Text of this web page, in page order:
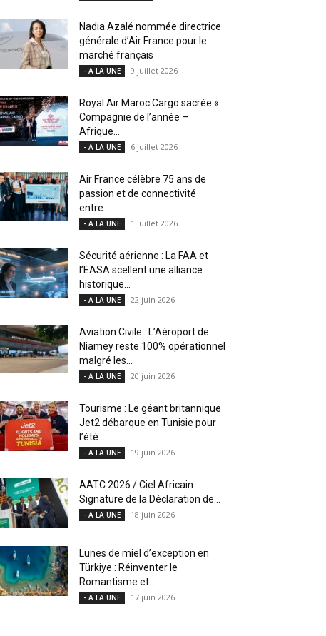
Nadia Azalé nommée directrice
générale d’Air France pour le
marché français
- A LA UNE 9 juillet 2026
Royal Air Maroc Cargo sacrée «
Compagnie de l’année –
Afrique...
- A LA UNE 6 juillet 2026
Air France célèbre 75 ans de
passion et de connectivité
entre...
- A LA UNE 1 juillet 2026
Sécurité aérienne : La FAA et
l’EASA scellent une alliance
historique...
- A LA UNE 22 juin 2026
Aviation Civile : L’Aéroport de
Niamey reste 100% opérationnel
malgré les...
- A LA UNE 20 juin 2026
Tourisme : Le géant britannique
Jet2 débarque en Tunisie pour
l’été...
- A LA UNE 19 juin 2026
AATC 2026 / Ciel Africain :
Signature de la Déclaration de...
- A LA UNE 18 juin 2026
Lunes de miel d’exception en
Türkiye : Réinventer le
Romantisme et...
- A LA UNE 17 juin 2026